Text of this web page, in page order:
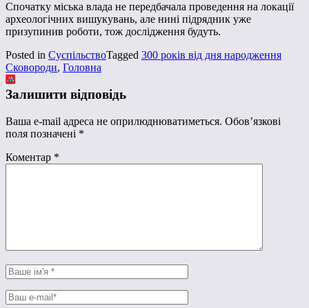
Спочатку міська влада не передбачала проведення на локації
археологічних вишукувань, але нині підрядник уже
призупинив роботи, тож дослідження будуть.
Posted in СуспільствоTagged 300 років від дня народження
Сковороди, Головна
Залишити відповідь
Ваша e-mail адреса не оприлюднюватиметься. Обов’язкові
поля позначені *
Коментар *